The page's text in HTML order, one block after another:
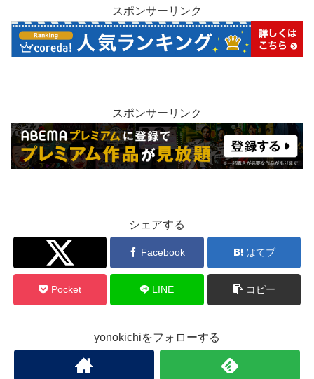
スポンサーリンク
スポンサーリンク
シェアする
Twitter Facebook はてブ
Pocket LINE コピー
yonokichiをフォローする